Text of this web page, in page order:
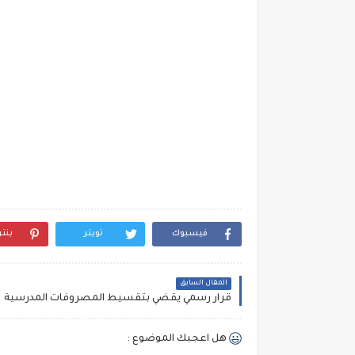
فيسبوك تويتر
المقال السابق
قرار رسمي يقضي بتقسيط المصروفات المدرسية
هل اعجبك الموضوع :